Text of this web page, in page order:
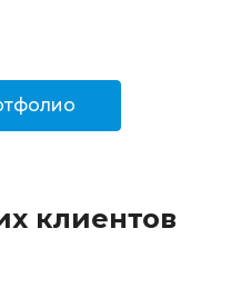
клиентов